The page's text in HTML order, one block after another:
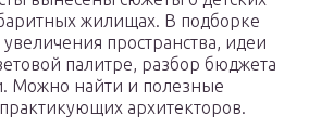
жилищах. В подборке
пространства, идеи
палитре, разбор бюджета
Можно найти и полезные
архитекторов.